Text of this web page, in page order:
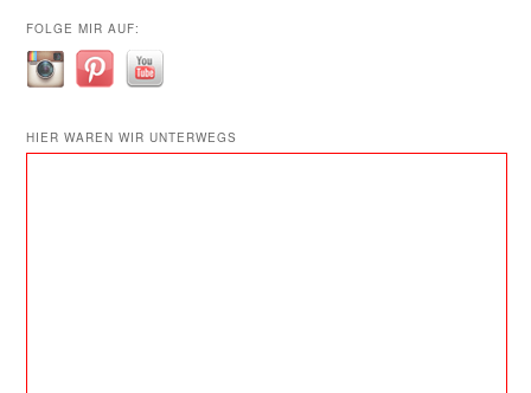
FOLGE MIR AUF:
HIER WAREN WIR UNTERWEGS